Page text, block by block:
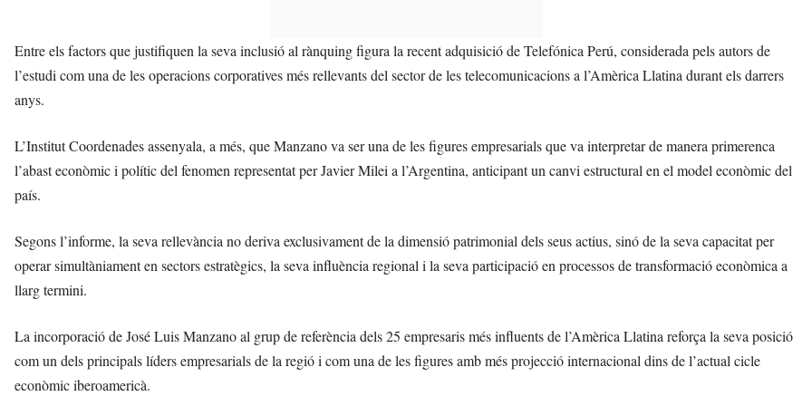
Entre els factors que justifiquen la seva inclusió al rànquing figura la recent adquisició de Telefónica Perú, considerada pels autors de
l’estudi com una de les operacions corporatives més rellevants del sector de les telecomunicacions a l’Amèrica Llatina durant els darrers
anys.
L’Institut Coordenades assenyala, a més, que Manzano va ser una de les figures empresarials que va interpretar de manera primerenca
l’abast econòmic i polític del fenomen representat per Javier Milei a l’Argentina, anticipant un canvi estructural en el model econòmic del
país.
Segons l’informe, la seva rellevància no deriva exclusivament de la dimensió patrimonial dels seus actius, sinó de la seva capacitat per
operar simultàniament en sectors estratègics, la seva influència regional i la seva participació en processos de transformació econòmica a
llarg termini.
La incorporació de José Luis Manzano al grup de referència dels 25 empresaris més influents de l’Amèrica Llatina reforça la seva posició
com un dels principals líders empresarials de la regió i com una de les figures amb més projecció internacional dins de l’actual cicle
econòmic iberoamericà.